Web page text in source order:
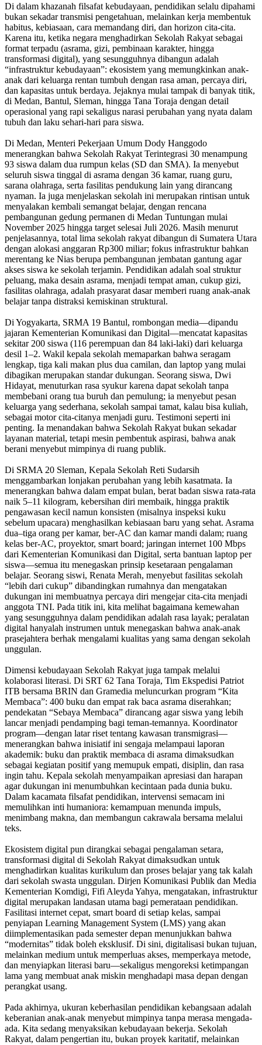
Di dalam khazanah filsafat kebudayaan, pendidikan selalu dipahami
bukan sekadar transmisi pengetahuan, melainkan kerja membentuk
habitus, kebiasaan, cara memandang diri, dan horizon cita-cita.
Karena itu, ketika negara menghadirkan Sekolah Rakyat sebagai
format terpadu (asrama, gizi, pembinaan karakter, hingga
transformasi digital), yang sesungguhnya dibangun adalah
“infrastruktur kebudayaan”: ekosistem yang memungkinkan anak-
anak dari keluarga rentan tumbuh dengan rasa aman, percaya diri,
dan kapasitas untuk berdaya. Jejaknya mulai tampak di banyak titik,
di Medan, Bantul, Sleman, hingga Tana Toraja dengan detail
operasional yang rapi sekaligus narasi perubahan yang nyata dalam
tubuh dan laku sehari-hari para siswa.
Di Medan, Menteri Pekerjaan Umum Dody Hanggodo
menerangkan bahwa Sekolah Rakyat Terintegrasi 30 menampung
93 siswa dalam dua rumpun kelas (SD dan SMA). Ia menyebut
seluruh siswa tinggal di asrama dengan 36 kamar, ruang guru,
sarana olahraga, serta fasilitas pendukung lain yang dirancang
nyaman. Ia juga menjelaskan sekolah ini merupakan rintisan untuk
menyalakan kembali semangat belajar, dengan rencana
pembangunan gedung permanen di Medan Tuntungan mulai
November 2025 hingga target selesai Juli 2026. Masih menurut
penjelasannya, total lima sekolah rakyat dibangun di Sumatera Utara
dengan alokasi anggaran Rp300 miliar; fokus infrastruktur bahkan
merentang ke Nias berupa pembangunan jembatan gantung agar
akses siswa ke sekolah terjamin. Pendidikan adalah soal struktur
peluang, maka desain asrama, menjadi tempat aman, cukup gizi,
fasilitas olahraga, adalah prasyarat dasar memberi ruang anak-anak
belajar tanpa distraksi kemiskinan struktural.
Di Yogyakarta, SRMA 19 Bantul, rombongan media—dipandu
jajaran Kementerian Komunikasi dan Digital—mencatat kapasitas
sekitar 200 siswa (116 perempuan dan 84 laki-laki) dari keluarga
desil 1–2. Wakil kepala sekolah memaparkan bahwa seragam
lengkap, tiga kali makan plus dua camilan, dan laptop yang mulai
dibagikan merupakan standar dukungan. Seorang siswa, Dwi
Hidayat, menuturkan rasa syukur karena dapat sekolah tanpa
membebani orang tua buruh dan pemulung; ia menyebut pesan
keluarga yang sederhana, sekolah sampai tamat, kalau bisa kuliah,
sebagai motor cita-citanya menjadi guru. Testimoni seperti ini
penting. Ia menandakan bahwa Sekolah Rakyat bukan sekadar
layanan material, tetapi mesin pembentuk aspirasi, bahwa anak
berani menyebut mimpinya di ruang publik.
Di SRMA 20 Sleman, Kepala Sekolah Reti Sudarsih
menggambarkan lonjakan perubahan yang lebih kasatmata. Ia
menerangkan bahwa dalam empat bulan, berat badan siswa rata-rata
naik 5–11 kilogram, kebersihan diri membaik, hingga praktik
pengawasan kecil namun konsisten (misalnya inspeksi kuku
sebelum upacara) menghasilkan kebiasaan baru yang sehat. Asrama
dua–tiga orang per kamar, ber-AC dan kamar mandi dalam; ruang
kelas ber-AC, proyektor, smart board; jaringan internet 100 Mbps
dari Kementerian Komunikasi dan Digital, serta bantuan laptop per
siswa—semua itu menegaskan prinsip kesetaraan pengalaman
belajar. Seorang siswi, Renata Merah, menyebut fasilitas sekolah
“lebih dari cukup” dibandingkan rumahnya dan mengatakan
dukungan ini membuatnya percaya diri mengejar cita-cita menjadi
anggota TNI. Pada titik ini, kita melihat bagaimana kemewahan
yang sesungguhnya dalam pendidikan adalah rasa layak; peralatan
digital hanyalah instrumen untuk menegaskan bahwa anak-anak
prasejahtera berhak mengalami kualitas yang sama dengan sekolah
unggulan.
Dimensi kebudayaan Sekolah Rakyat juga tampak melalui
kolaborasi literasi. Di SRT 62 Tana Toraja, Tim Ekspedisi Patriot
ITB bersama BRIN dan Gramedia meluncurkan program “Kita
Membaca”: 400 buku dan empat rak baca asrama diserahkan;
pendekatan “Sebaya Membaca” dirancang agar siswa yang lebih
lancar menjadi pendamping bagi teman-temannya. Koordinator
program—dengan latar riset tentang kawasan transmigrasi—
menerangkan bahwa inisiatif ini sengaja melampaui laporan
akademik: buku dan praktik membaca di asrama dimaksudkan
sebagai kegiatan positif yang memupuk empati, disiplin, dan rasa
ingin tahu. Kepala sekolah menyampaikan apresiasi dan harapan
agar dukungan ini menumbuhkan kecintaan pada dunia buku.
Dalam kacamata filsafat pendidikan, intervensi semacam ini
memulihkan inti humaniora: kemampuan menunda impuls,
menimbang makna, dan membangun cakrawala bersama melalui
teks.
Ekosistem digital pun dirangkai sebagai pengalaman setara,
transformasi digital di Sekolah Rakyat dimaksudkan untuk
menghadirkan kualitas kurikulum dan proses belajar yang tak kalah
dari sekolah swasta unggulan. Dirjen Komunikasi Publik dan Media
Kementerian Komdigi, Fifi Aleyda Yahya, mengatakan, infrastruktur
digital merupakan landasan utama bagi pemerataan pendidikan.
Fasilitasi internet cepat, smart board di setiap kelas, sampai
penyiapan Learning Management System (LMS) yang akan
diimplementasikan pada semester depan menunjukkan bahwa
“modernitas” tidak boleh eksklusif. Di sini, digitalisasi bukan tujuan,
melainkan medium untuk memperluas akses, memperkaya metode,
dan menyiapkan literasi baru—sekaligus mengoreksi ketimpangan
lama yang membuat anak miskin menghadapi masa depan dengan
perangkat usang.
Pada akhirnya, ukuran keberhasilan pendidikan kebangsaan adalah
keberanian anak-anak menyebut mimpinya tanpa merasa mengada-
ada. Kita sedang menyaksikan kebudayaan bekerja. Sekolah
Rakyat, dalam pengertian itu, bukan proyek karitatif, melainkan